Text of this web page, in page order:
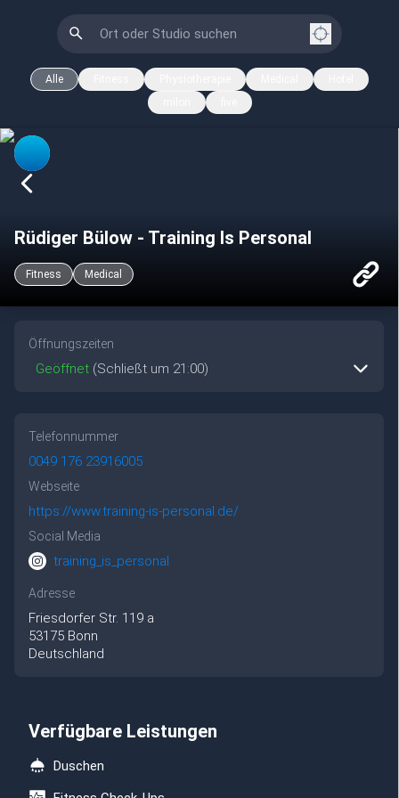
Alle
Rüdiger Bülow - Training Is Personal
Fitness Medical
Öffnungszeiten
Geöffnet (Schließt um 21:00)
Telefonnummer
0049 176 23916005
Webseite
https://www.training-is-personal.de/
Social Media
training_is_personal
Adresse
Friesdorfer Str. 119 a
53175 Bonn
Deutschland
Verfügbare Leistungen
Duschen